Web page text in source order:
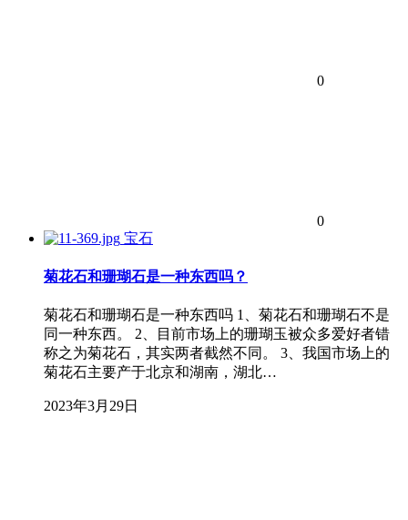
0
0
宝石
菊花石和珊瑚石是一种东西吗？
菊花石和珊瑚石是一种东西吗 1、菊花石和珊瑚石不是
同一种东西。 2、目前市场上的珊瑚玉被众多爱好者错
称之为菊花石，其实两者截然不同。 3、我国市场上的
菊花石主要产于北京和湖南，湖北…
2023年3月29日